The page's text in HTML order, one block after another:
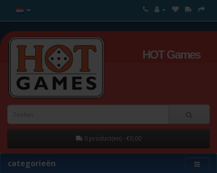
HOT Games
0 product(en) - €0,00
categorieën